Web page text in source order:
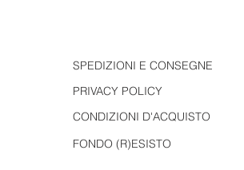
SPEDIZIONI E CONSEGNE
PRIVACY POLICY
CONDIZIONI D'ACQUISTO
FONDO (R)ESISTO